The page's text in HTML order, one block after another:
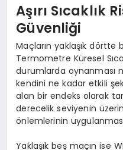
Aşırı Sıcaklık
Güvenliği
Maçların yaklaşık dörtte
Termometre Küresel
durumlarda oynanması
kendini ne kadar etkili
alan bir endeks olarak
derecelik seviyenin
önlemlerinin
Yaklaşık beş maçın ise